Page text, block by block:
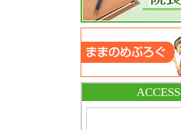
ACCESS